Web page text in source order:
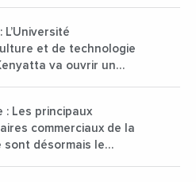
L’Université
et de technologie
va ouvrir un
campus de Karen à
dès janvier 2023
: Les principaux
commerciaux de la
sont désormais le